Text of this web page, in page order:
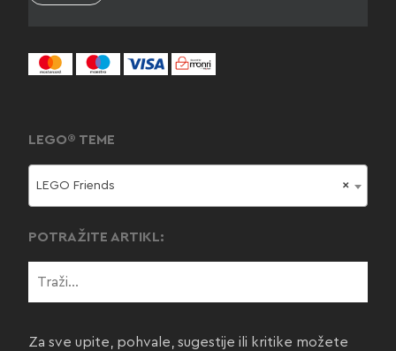
LEGO® TEME
×
LEGO Friends
POTRAŽITE ARTIKL:
Za sve upite, pohvale, sugestije ili kritike možete